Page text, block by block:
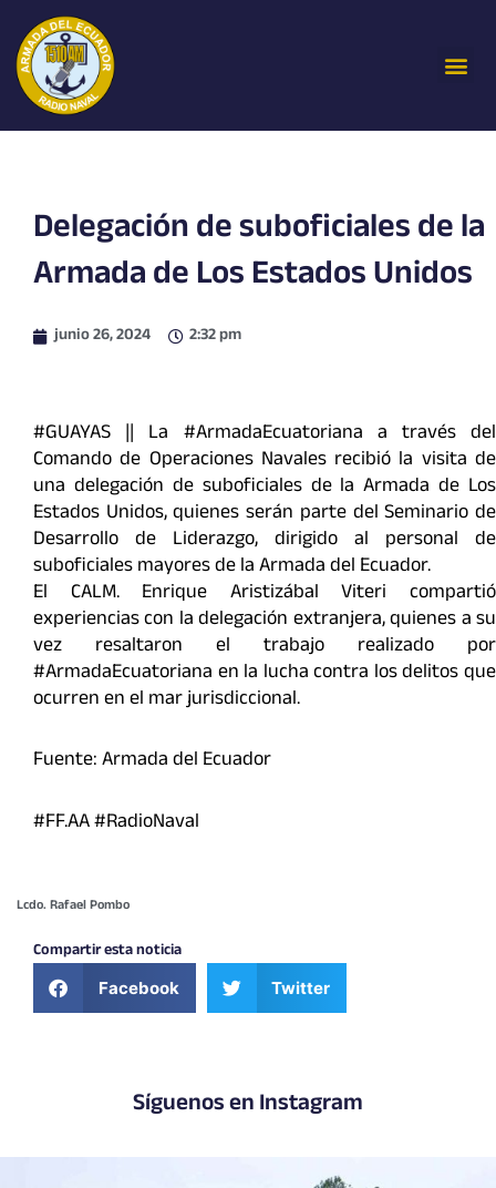
contenido
Delegación de suboficiales de la
Armada de Los Estados Unidos
junio 26, 2024 2:32 pm
#GUAYAS || La #ArmadaEcuatoriana a través del
Comando de Operaciones Navales recibió la visita de
una delegación de suboficiales de la Armada de Los
Estados Unidos, quienes serán parte del Seminario de
Desarrollo de Liderazgo, dirigido al personal de
suboficiales mayores de la Armada del Ecuador.
El CALM. Enrique Aristizábal Viteri compartió
experiencias con la delegación extranjera, quienes a su
vez resaltaron el trabajo realizado por
#ArmadaEcuatoriana en la lucha contra los delitos que
ocurren en el mar jurisdiccional.
Fuente: Armada del Ecuador
#FF.AA #RadioNaval
Lcdo. Rafael Pombo
Compartir esta noticia
Facebook Twitter
Síguenos en Instagram